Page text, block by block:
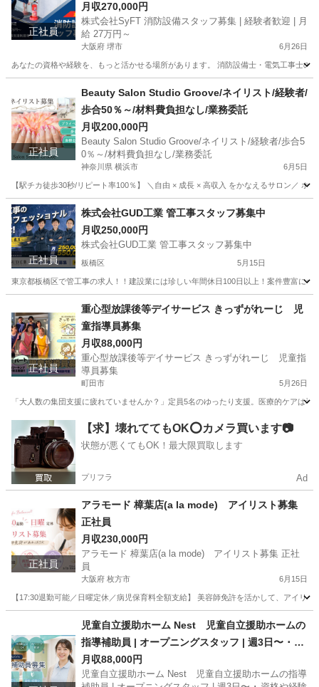
正社員
月収270,000円
株式会社SyFT 消防設備スタッフ募集 | 経験者歓迎 | 月
給 27万円～
大阪府 堺市 6月26日
あなたの資格や経験を、もっと活かせる場所があります。 消防設備士・電気工事士
正社員
Beauty Salon Studio Groove/ネイリスト/経験者/
歩合50％～/材料費負担なし/業務委託
月収200,000円
Beauty Salon Studio Groove/ネイリスト/経験者/歩合5
0％～/材料費負担なし/業務委託
神奈川県 横浜市 6月5日
【駅チカ徒歩30秒/リピート率100％】 ＼自由 × 成長 × 高収入 をかなえるサロン／
神奈川 横浜市 ネイリスト 業務委託
正社員
株式会社GUD工業 管工事スタッフ募集中
月収250,000円
株式会社GUD工業 管工事スタッフ募集中
板橋区 5月15日
東京都板橋区で管工事の求人！！建設業には珍しい年間休日100日以上！案件豊富に
その他
正社員
重心型放課後等デイサービス きっずがれーじ 児
童指導員募集
月収88,000円
重心型放課後等デイサービス きっずがれーじ 児童指
導員募集
町田市 5月26日
「大人数の集団支援に疲れていませんか？」定員5名のゆったり支援。医療的ケアは
東京 町田市 保育士
【求】壊れててもOK⭕️カメラ買います📷
状態が悪くてもOK！最大限買取します
プリフラ Ad
正社員
アラモード 樟葉店(a la mode) アイリスト募集
正社員
月収230,000円
アラモード 樟葉店(a la mode) アイリスト募集 正社
員
大阪府 枚方市 6月15日
【17:30退勤可能／日曜定休／病児保育料全額支給】 美容師免許を活かして、アイリ
その他
児童自立援助ホーム Nest 児童自立援助ホームの
指導補助員 | オープニングスタッフ | 週3日〜 ･ 資
格や経験がなくてもOK
月収88,000円
児童自立援助ホーム Nest 児童自立援助ホームの指導